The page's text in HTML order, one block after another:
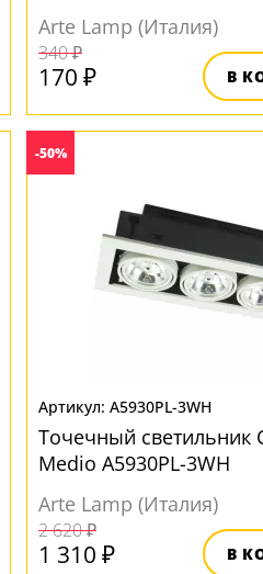
Arte Lamp (Италия)
340 ₽
170 ₽ В
-50%
A5930PL-3WH
Точечный светильник
Medio A5930PL-3WH
Arte Lamp (Италия)
2 620 ₽
1 310 ₽ В